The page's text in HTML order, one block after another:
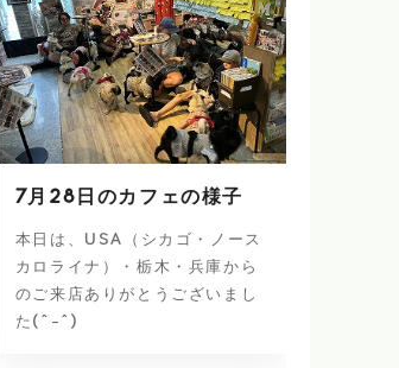
7月28日のカフェの様子
本日は、USA（シカゴ・ノース
カロライナ）・栃木・兵庫から
のご来店ありがとうございまし
た(^-^)